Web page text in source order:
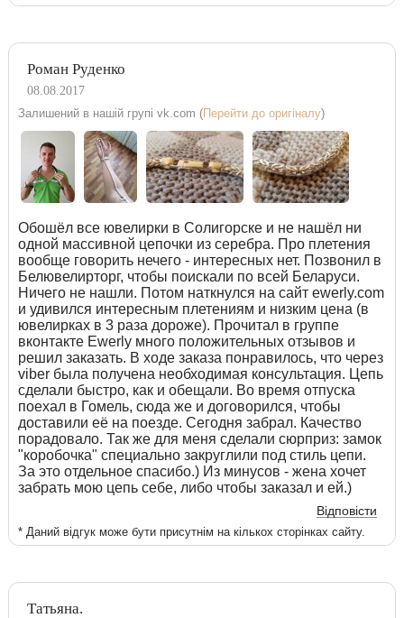
Роман Руденко
08.08.2017
Залишений в нашій групі vk.com (Перейти до оригіналу)
Обошёл все ювелирки в Солигорске и не нашёл ни
одной массивной цепочки из серебра. Про плетения
вообще говорить нечего - интересных нет. Позвонил в
Белювелирторг, чтобы поискали по всей Беларуси.
Ничего не нашли. Потом наткнулся на сайт ewerly.com
и удивился интересным плетениям и низким цена (в
ювелирках в 3 раза дороже). Прочитал в группе
вконтакте Ewerly много положительных отзывов и
решил заказать. В ходе заказа понравилось, что через
viber была получена необходимая консультация. Цепь
сделали быстро, как и обещали. Во время отпуска
поехал в Гомель, сюда же и договорился, чтобы
доставили её на поезде. Сегодня забрал. Качество
порадовало. Так же для меня сделали сюрприз: замок
"коробочка" специально закруглили под стиль цепи.
За это отдельное спасибо.) Из минусов - жена хочет
забрать мою цепь себе, либо чтобы заказал и ей.)
Відповісти
* Даний відгук може бути присутнім на кількох сторінках сайту.
Татьяна.